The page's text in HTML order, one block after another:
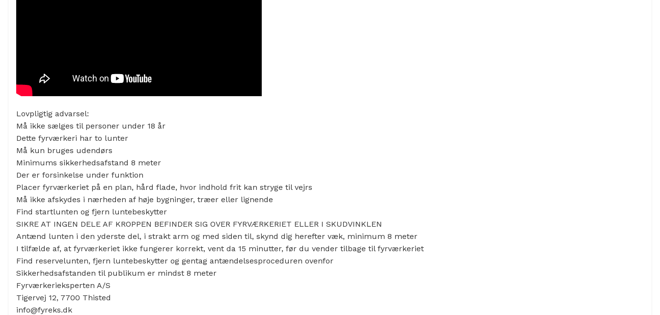
Lovpligtig advarsel:
Må ikke sælges til personer under 18 år
Dette fyrværkeri har to lunter
Må kun bruges udendørs
Minimums sikkerhedsafstand 8 meter
Der er forsinkelse under funktion
Placer fyrværkeriet på en plan, hård flade, hvor indhold frit kan stryge til vejrs
Må ikke afskydes i nærheden af høje bygninger, træer eller lignende
Find startlunten og fjern luntebeskytter
SIKRE AT INGEN DELE AF KROPPEN BEFINDER SIG OVER FYRVÆRKERIET ELLER I SKUDVINKLEN
Antænd lunten i den yderste del, i strakt arm og med siden til, skynd dig herefter væk, minimum 8 meter
I tilfælde af, at fyrværkeriet ikke fungerer korrekt, vent da 15 minutter, før du vender tilbage til fyrværkeriet
Find reservelunten, fjern luntebeskytter og gentag antændelsesproceduren ovenfor
Sikkerhedsafstanden til publikum er mindst 8 meter
Fyrværkerieksperten A/S
Tigervej 12, 7700 Thisted
info@fyreks.dk